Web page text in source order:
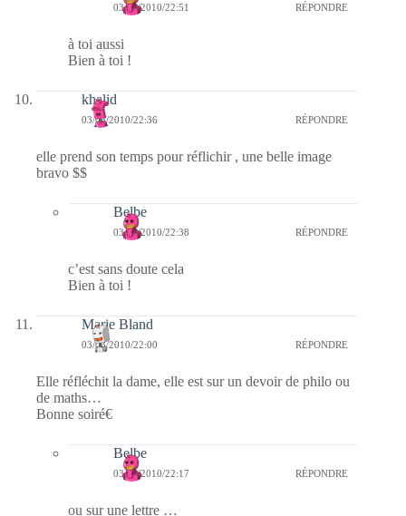
03/03/2010/22:51 RÉPONDRE
à toi aussi
Bien à toi !
khalid
03/03/2010/22:36 RÉPONDRE
elle prend son temps pour réflichir , une belle image
bravo $$
Belbe
03/03/2010/22:38 RÉPONDRE
c’est sans doute cela
Bien à toi !
Marie Bland
03/03/2010/22:00 RÉPONDRE
Elle réfléchit la dame, elle est sur un devoir de philo ou
de maths…
Bonne soiré€
Belbe
03/03/2010/22:17 RÉPONDRE
ou sur une lettre …